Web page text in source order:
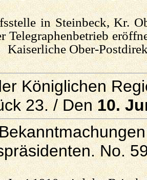
in Steinbeck, Kr.
Telegraphenbetrieb
Ober-
Königlichen
23. / Den10.
No.